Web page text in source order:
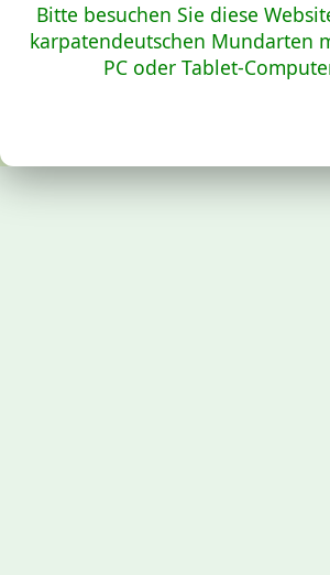
Bitte besuchen Sie diese
karpatendeutschen Mundarten
PC oder Tablet-